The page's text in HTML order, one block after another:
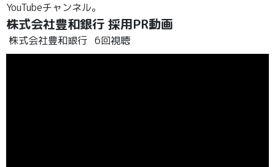
YouTubeチャンネル。
株式会社豊和銀行 採用PR動画
株式会社豊和銀行 6回視聴